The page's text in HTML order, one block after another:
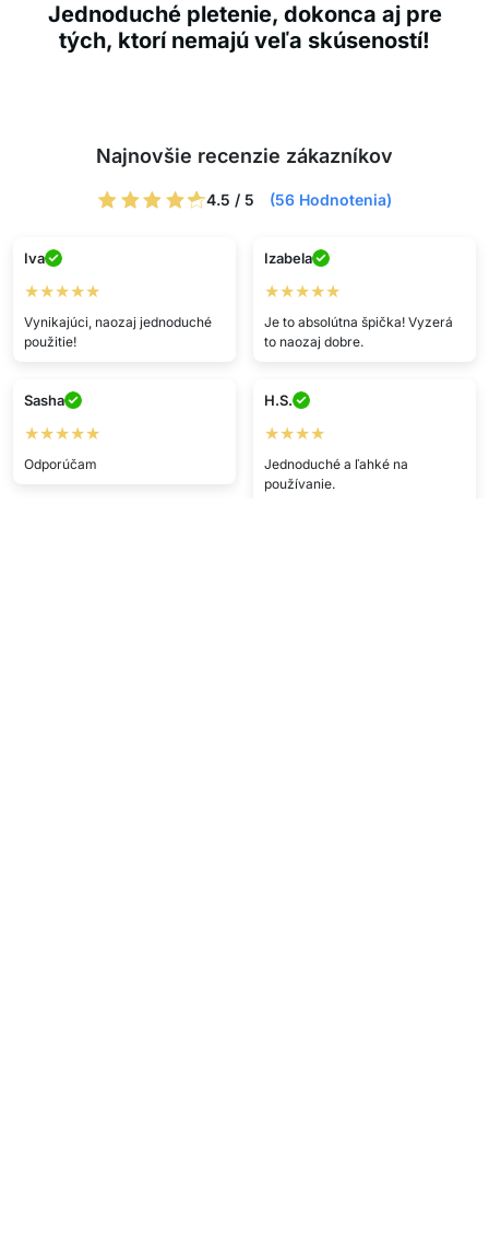
Jednoduché pletenie, dokonca aj pre
tých, ktorí nemajú veľa skúseností!
Najnovšie recenzie zákazníkov
4.5 / 5 (56 Hodnotenia)
Iva
★★★★★
Vynikajúci, naozaj jednoduché
použitie!
Izabela
★★★★★
Je to absolútna špička! Vyzerá
to naozaj dobre.
Sasha
★★★★★
Odporúčam
H.S.
★★★★
Jednoduché a ľahké na
používanie.